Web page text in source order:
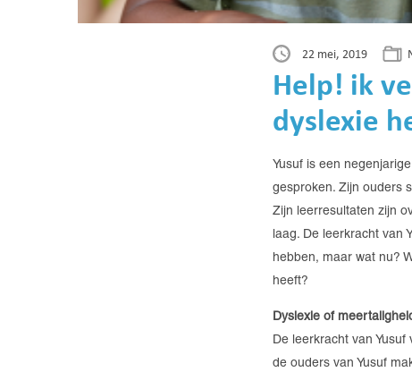
22 mei, 2019
Help! ik
dyslexie
Yusuf is een
gesproken. Zijn ouders
Zijn leerresultaten zijn
laag. De leerkracht van
hebben, maar wat nu?
heeft?
Dyslexie of
De leerkracht van
de ouders van Yusuf